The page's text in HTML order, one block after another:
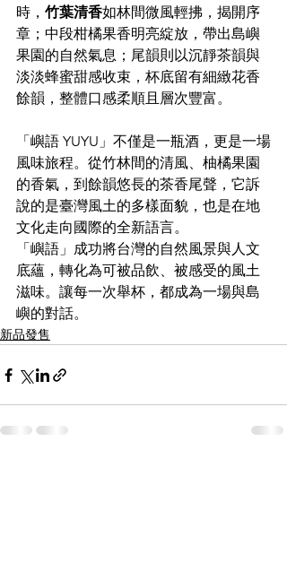
時， 竹葉清香如林間微風輕拂，揭開序
章；中段柑橘果香明亮綻放，帶出島嶼
果園的自然氣息；尾韻則以沉靜茶韻與
淡淡蜂蜜甜感收束，杯底留有細緻花香
餘韻，整體口感柔順且層次豐富。
「嶼語 YUYU」不僅是一瓶酒，更是一場
風味旅程。從竹林間的清風、柚橘果園
的香氣，到餘韻悠長的茶香尾聲，它訴
說的是臺灣風土的多樣面貌，也是在地
文化走向國際的全新語言。
「嶼語」成功將台灣的自然風景與人文
底蘊，轉化為可被品飲、被感受的風土
滋味。讓每一次舉杯，都成為一場與島
嶼的對話。
新品發售